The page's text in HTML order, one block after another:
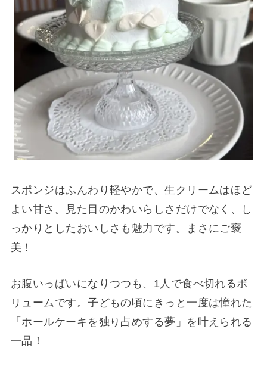
スポンジはふんわり軽やかで、生クリームはほど
よい甘さ。見た目のかわいらしさだけでなく、し
っかりとしたおいしさも魅力です。まさにご褒
美！
お腹いっぱいになりつつも、1人で食べ切れるボ
リュームです。子どもの頃にきっと一度は憧れた
「ホールケーキを独り占めする夢」を叶えられる
一品！